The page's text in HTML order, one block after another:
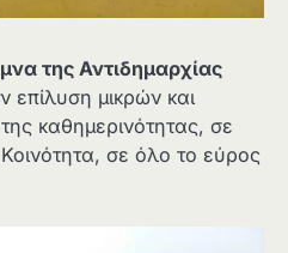
της Αντιδημαρχίας
επίλυση μικρών και
καθημερινότητας, σε
σε όλο το εύρος